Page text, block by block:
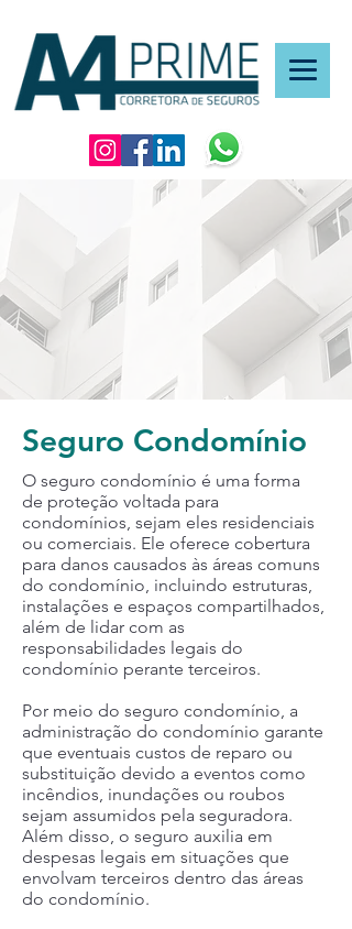
Seguro Condomínio
O seguro condomínio é uma forma
de proteção voltada para
condomínios, sejam eles residenciais
ou comerciais. Ele oferece cobertura
para danos causados às áreas comuns
do condomínio, incluindo estruturas,
instalações e espaços compartilhados,
além de lidar com as
responsabilidades legais do
condomínio perante terceiros.
Por meio do seguro condomínio, a
administração do condomínio garante
que eventuais custos de reparo ou
substituição devido a eventos como
incêndios, inundações ou roubos
sejam assumidos pela seguradora.
Além disso, o seguro auxilia em
despesas legais em situações que
envolvam terceiros dentro das áreas
do condomínio.